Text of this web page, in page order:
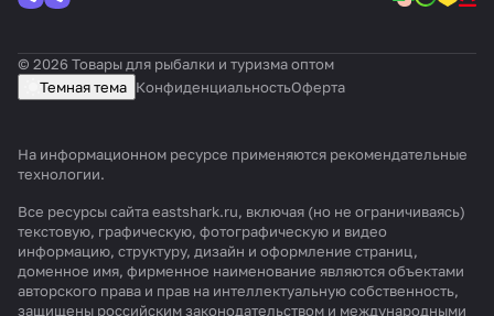
© 2026 Товары для рыбалки и туризма оптом
Темная тема КонфиденциальностьОферта
На информационном ресурсе применяются рекомендательные
технологии.
Все ресурсы сайта eastshark.ru, включая (но не ограничиваясь)
текстовую, графическую, фотографическую и видео
информацию, структуру, дизайн и оформление страниц,
доменное имя, фирменное наименование являются объектами
авторского права и прав на интеллектуальную собственность,
защищены российским законодательством и международными